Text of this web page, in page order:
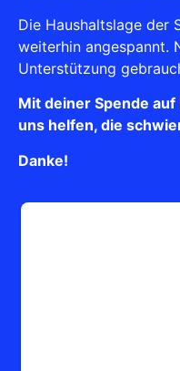
Die Haushaltslage der
weiterhin angespannt.
Unterstützung
Mit deiner Spende
uns helfen, die
Danke!